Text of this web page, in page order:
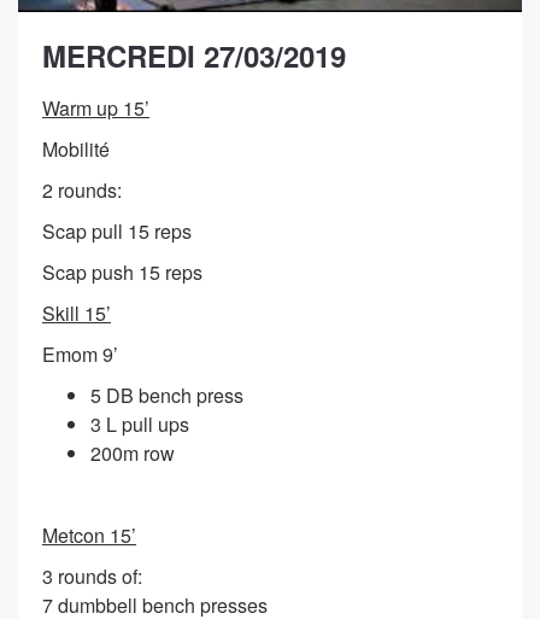
MERCREDI 27/03/2019
Warm up 15’
Mobilité
2 rounds:
Scap pull 15 reps
Scap push 15 reps
Skill 15’
Emom 9’
5 DB bench press
3 L pull ups
200m row
Metcon 15’
3 rounds of:
7 dumbbell bench presses